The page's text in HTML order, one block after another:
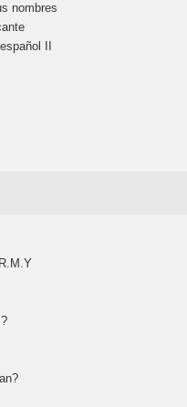
nombres
II